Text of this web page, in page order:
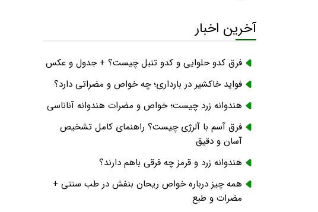
آخرین اخبار
فرق کدو حلوایی و کدو تنبل چیست؟ + جدول و عکس
فواید خاکشیر در بارداری؛ چه خواص و مضراتی دارد؟
هندوانه زرد چیست؛ خواص و مضرات هندوانه آناناسی
فرق آسم با آلرژی چیست؟ راهنمای کامل تشخیص
آسان و دقیق
هندوانه زرد و قرمز چه فرقی باهم دارند؟
همه چیز درباره خواص ریحان بنفش در طب سنتی +
مضرات و طبع